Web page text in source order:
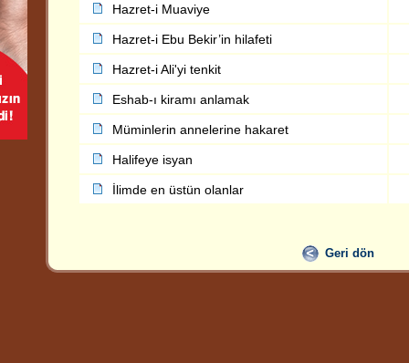
Hazret-i Muaviye
Hazret-i Ebu Bekir’in hilafeti
Hazret-i Ali'yi tenkit
Eshab-ı kiramı anlamak
Müminlerin annelerine hakaret
Halifeye isyan
İlimde en üstün olanlar
Geri dön